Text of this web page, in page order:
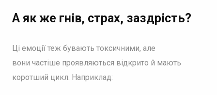
А як же гнів, страх, заздрість?
Ці емоції теж бувають токсичними, але
вони частіше проявляються відкрито й мають
коротший цикл. Наприклад: